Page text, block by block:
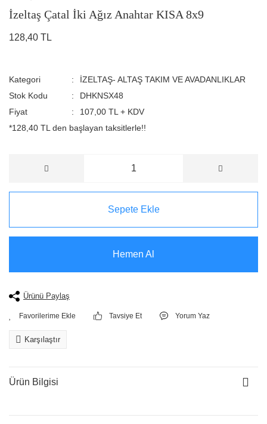
İzeltaş Çatal İki Ağız Anahtar KISA 8x9
128,40 TL
Kategori
İZELTAŞ- ALTAŞ TAKIM VE AVADANLIKLAR
Stok Kodu
DHKNSX48
Fiyat
107,00 TL + KDV
*128,40 TL den başlayan taksitlerle!!
Sepete Ekle
Hemen Al
Ürünü Paylaş
Tavsiye Et Yorum Yaz
Karşılaştır
Ürün Bilgisi